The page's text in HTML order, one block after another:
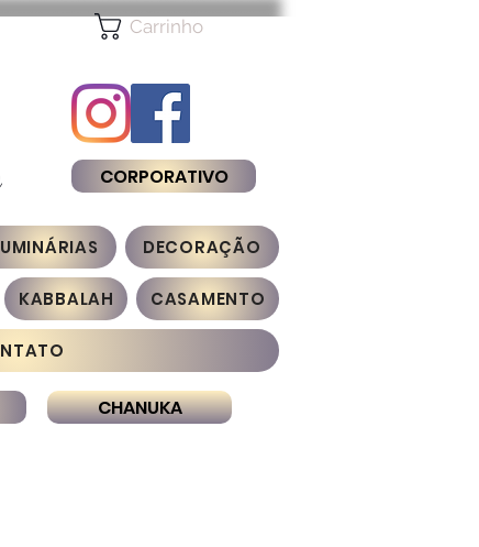
Carrinho
CORPORATIVO
DECORAÇÃO
KABBALAH CASAMENTO
CHANUKA